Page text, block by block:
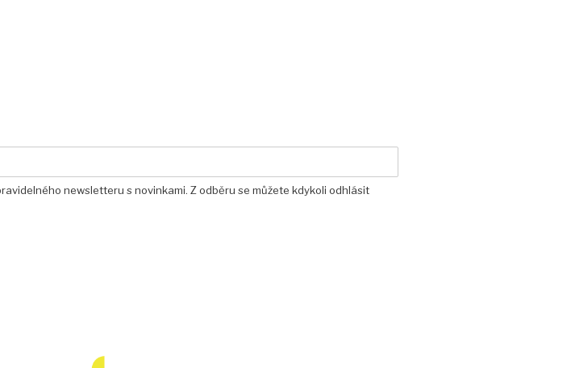
newsletteru s novinkami. Z odběru se můžete kdykoli odhlásit